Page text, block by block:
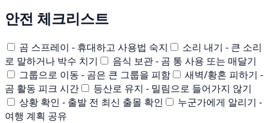
안전 체크리스트
곰 스프레이 - 휴대하고 사용법 숙지
소리 내기 - 큰 소리
로 말하거나 박수 치기
음식 보관 - 곰 통 사용 또는 매달기
그룹으로 이동 - 곰은 큰 그룹을 피함
새벽/황혼 피하기 -
곰 활동 피크 시간
등산로 유지 - 밀림으로 들어가지 않기
상황 확인 - 출발 전 최신 출몰 확인
누군가에게 알리기 -
여행 계획 공유